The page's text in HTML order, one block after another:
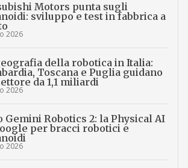
Motors punta sugli
sviluppo e test in fabbrica a
2026
della robotica in Italia:
Toscana e Puglia guidano
da 1,1 miliardi
2026
Gemini Robotics 2: la Physical AI
per bracci robotici e
2026